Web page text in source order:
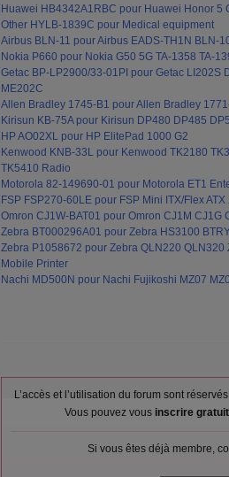
Huawei HB4342A1RBC pour Huawei Honor 5
Other HYLB-1839C pour Medical equipment
Airbus BLN-11 pour Airbus EADS-TH1N BLN-
Nokia P660 pour Nokia G50 5G TA-1358 TA-
Getac BP-LP2900/33-01PI pour Getac LI202S
ME202C
Allen Bradley 1745-B1 pour Allen Bradley
Kirisun KB-75A pour Kirisun DP480 DP485
HP AO02XL pour HP ElitePad 1000 G2
Kenwood KNB-33L pour Kenwood TK2180
TK5410 Radio
Motorola 82-149690-01 pour Motorola ET1
FSP FSP270-60LE pour FSP Mini ITX/Flex
Omron CJ1W-BAT01 pour Omron CJ1M CJ1G
Zebra BT000296A01 pour Zebra HS3100
Zebra P1058672 pour Zebra QLN220 QLN320
Mobile Printer
Nachi MD500N pour Nachi Fujikoshi MZ07
L’accès et l’utilisation du forum sont
Vous pouvez vous inscrire
Si vous êtes déjà membre,